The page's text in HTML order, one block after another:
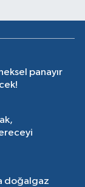
panayır
doğalgaz